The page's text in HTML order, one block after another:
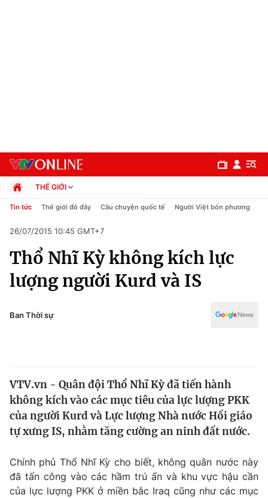
Chuyên mục
Chính trị
Thế giới
Tin tức
Thế giới đó đây
Câu chuyện quốc tế
Tài chính
Thị trường
Dữ liệu và đời sống
THẾ GIỚI
Chính trị
Pháp luật
Kinh tế
Thể thao
Truyền hình
Y tế
Tin tức Thế giới đó đây Câu chuyện quốc tế Người Việt bốn phương
26/07/2015 10:45 GMT+7
Thổ Nhĩ Kỳ không kích lực
lượng người Kurd và IS
Ban Thời sự
VTV.vn - Quân đội Thổ Nhĩ Kỳ đã tiến hành
không kích vào các mục tiêu của lực lượng PKK
của người Kurd và Lực lượng Nhà nước Hồi giáo
tự xưng IS, nhằm tăng cường an ninh đất nước.
Chính phủ Thổ Nhĩ Kỳ cho biết, không quân nước này
đã tấn công vào các hầm trú ẩn và khu vực hậu cần
của lực lượng PKK ở miền bắc Iraq cũng như các mục